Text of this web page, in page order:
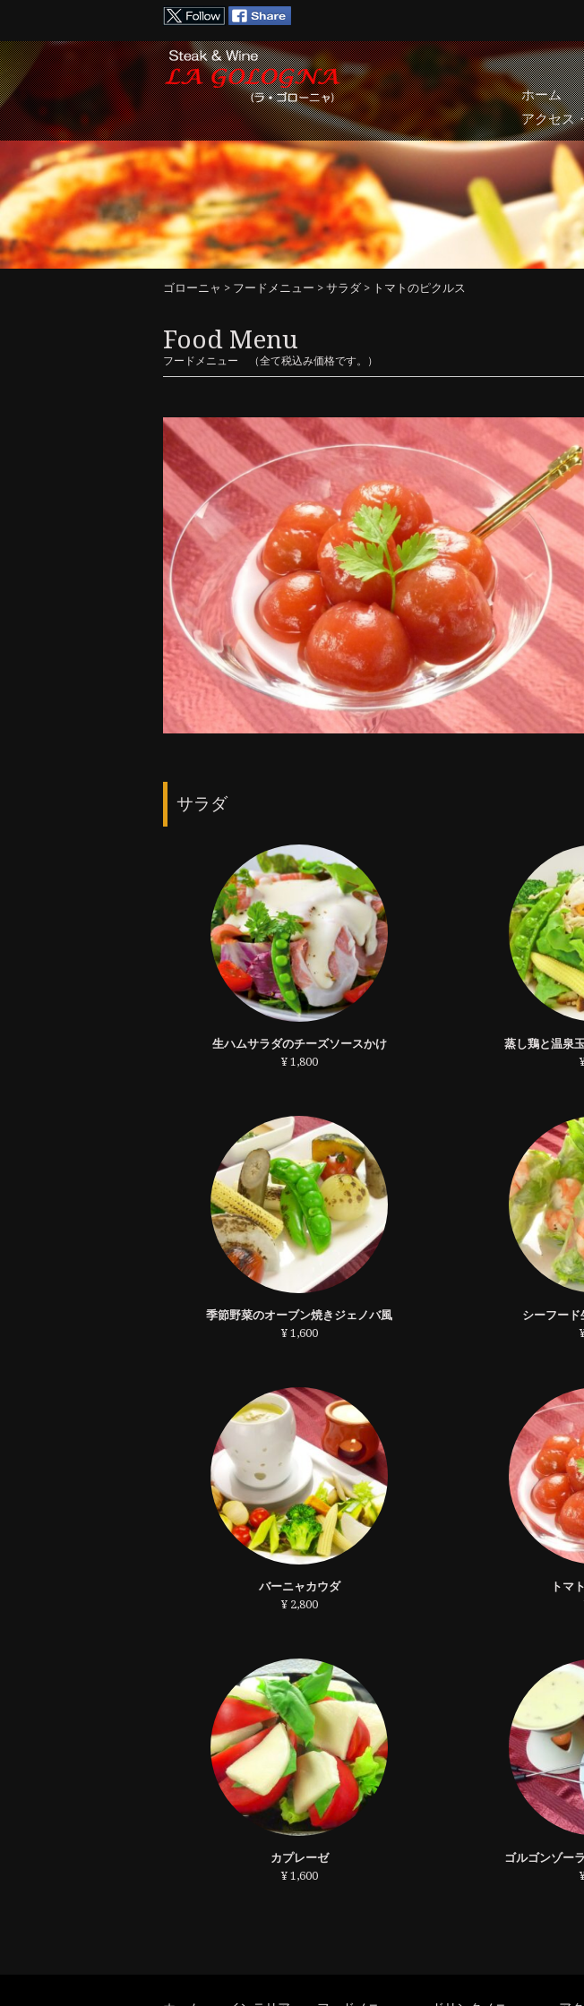
ホーム
アクセス
ゴローニャ > フードメニュー > サラダ > トマトのピクルス
Food Menu
フードメニュー （全て税込み価格です。）
サラダ
生ハムサラダのチーズソースかけ
¥ 1,800
蒸し鶏と温泉
季節野菜のオーブン焼きジェノバ風
¥ 1,600
シーフー
バーニャカウダ
¥ 2,800
トマ
カプレーゼ
¥ 1,600
ゴルゴンゾー